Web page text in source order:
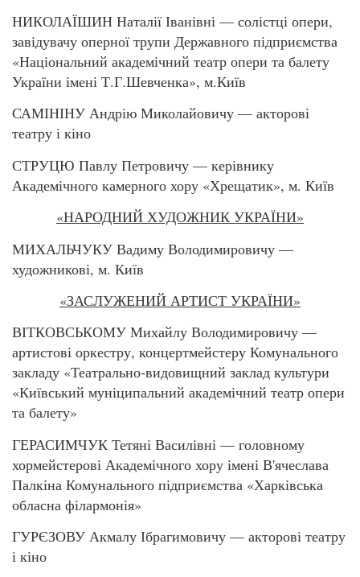
НИКОЛАЇШИН Наталії Іванівні — солістці опери,
завідувачу оперної трупи Державного підприємства
«Національний академічний театр опери та балету
України імені Т.Г.Шевченка», м.Київ
САМІНІНУ Андрію Миколайовичу — акторові
театру і кіно
СТРУЦЮ Павлу Петровичу — керівнику
Академічного камерного хору «Хрещатик», м. Київ
«НАРОДНИЙ ХУДОЖНИК УКРАЇНИ»
МИХАЛЬЧУКУ Вадиму Володимировичу —
художникові, м. Київ
«ЗАСЛУЖЕНИЙ АРТИСТ УКРАЇНИ»
ВІТКОВСЬКОМУ Михайлу Володимировичу —
артистові оркестру, концертмейстеру Комунального
закладу «Театрально-видовищний заклад культури
«Київський муніципальний академічний театр опери
та балету»
ГЕРАСИМЧУК Тетяні Василівні — головному
хормейстерові Академічного хору імені В'ячеслава
Палкіна Комунального підприємства «Харківська
обласна філармонія»
ГУРЄЗОВУ Акмалу Ібрагимовичу — акторові театру
і кіно